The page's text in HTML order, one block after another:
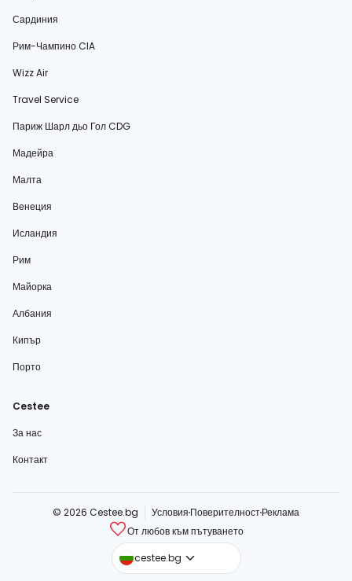
Сардиния
Рим-Чампино CIA
Wizz Air
Travel Service
Париж Шарл дьо Гол CDG
Мадейра
Малта
Венеция
Исландия
Рим
Майорка
Албания
Кипър
Порто
Cestee
За нас
Контакт
© 2026 Cestee.bg Условия ПоверителностРеклама
От любов към пътуването
cestee.bg
cestee.com
cestee.sk